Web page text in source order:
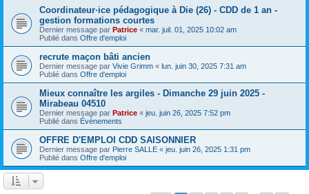
Coordinateur·ice pédagogique à Die (26) - CDD de 1 an -
gestion formations courtes
Dernier message par Patrice « mar. juil. 01, 2025 10:02 am
Publié dans Offre d'emploi
recrute maçon bâti ancien
Dernier message par Vivie Grimm « lun. juin 30, 2025 7:31 am
Publié dans Offre d'emploi
Mieux connaître les argiles - Dimanche 29 juin 2025 -
Mirabeau 04510
Dernier message par Patrice « jeu. juin 26, 2025 7:52 pm
Publié dans Évènements
OFFRE D'EMPLOI CDD SAISONNIER
Dernier message par Pierre SALLE « jeu. juin 26, 2025 1:31 pm
Publié dans Offre d'emploi